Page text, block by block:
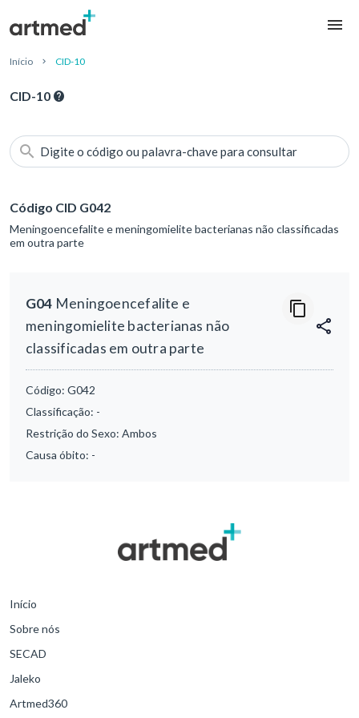
Início CID-10
CID-10
Digite o código ou palavra-chave para consultar
Código CID G042
Meningoencefalite e meningomielite bacterianas não classificadas
em outra parte
G04 Meningoencefalite e
meningomielite bacterianas não
classificadas em outra parte
Código: G042
Classificação: -
Restrição do Sexo: Ambos
Causa óbito: -
Início
Sobre nós
SECAD
Jaleko
Artmed360